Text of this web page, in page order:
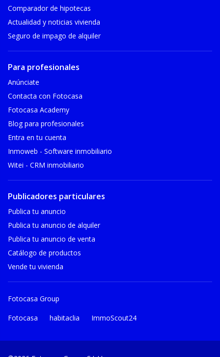
Comparador de hipotecas
Actualidad y noticias vivienda
Seguro de impago de alquiler
Para profesionales
Anúnciate
Contacta con Fotocasa
Fotocasa Academy
Blog para profesionales
Entra en tu cuenta
Inmoweb - Software inmobiliario
Witei - CRM inmobiliario
Publicadores particulares
Publica tu anuncio
Publica tu anuncio de alquiler
Publica tu anuncio de venta
Catálogo de productos
Vende tu vivienda
Fotocasa Group
Fotocasa habitaclia ImmoScout24